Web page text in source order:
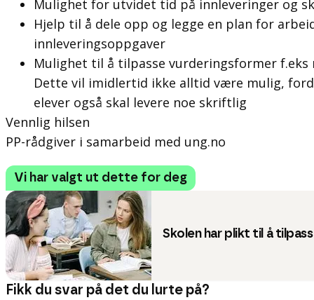
Mulighet for utvidet tid på innleveringer og
Hjelp til å dele opp og legge en plan for
innleveringsoppgaver
Mulighet til å tilpasse vurderingsformer
Dette vil imidlertid ikke alltid være mulig,
elever også skal levere noe skriftlig
Vennlig hilsen
PP-rådgiver i samarbeid med ung.no
Vi har valgt ut dette for deg
Skolen har plikt til å
Fikk du svar på det du lurte på?